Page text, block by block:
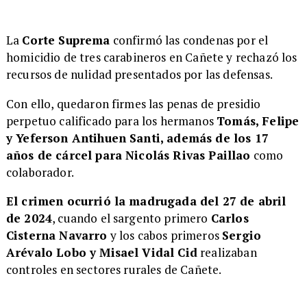
La Corte Suprema confirmó las condenas por el
homicidio de tres carabineros en Cañete y rechazó los
recursos de nulidad presentados por las defensas.
Con ello, quedaron firmes las penas de presidio
perpetuo calificado para los hermanos Tomás, Felipe
y Yeferson Antihuen Santi, además de los 17
años de cárcel para Nicolás Rivas Paillao como
colaborador.
El crimen ocurrió la madrugada del 27 de abril
de 2024, cuando el sargento primero Carlos
Cisterna Navarro y los cabos primeros Sergio
Arévalo Lobo y Misael Vidal Cidrealizaban
controles en sectores rurales de Cañete.